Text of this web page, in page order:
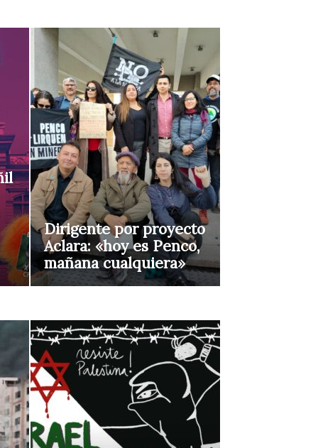
Dirigente por proyecto
Aclara: «hoy es Penco,
mañana cualquiera»